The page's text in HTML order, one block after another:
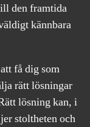
den framtida
kännbara
få dig som
rätt lösningar
lösning kan, i
stoltheten och